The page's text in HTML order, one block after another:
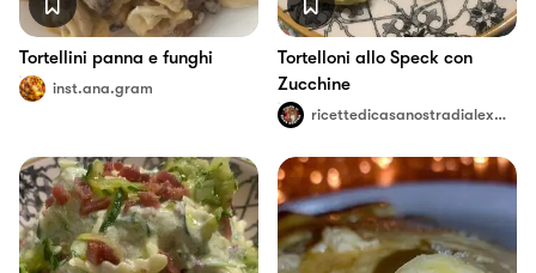
Tortellini panna e funghi
inst.ana.gram
Tortelloni allo Speck con
Zucchine
ricettedicasanostradialexeangy